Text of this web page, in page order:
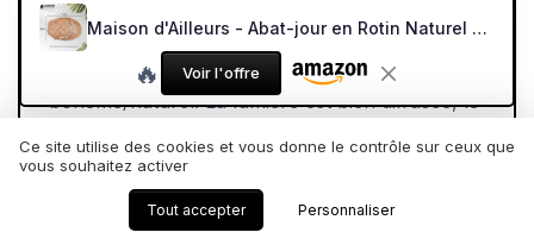
simple, dans l’air du temps, et le rendu dans
une salle à manger ou un salon est
franchement sympa si vous aimez le style
bohème/naturel. La lumière est bien diffusée, le
l’installation est rapide si vous avez déjà une
douille E27 en place. Pour un simple
changement d’abat-jour, c’est une solution
Maison d'Ailleurs - Abat-jour en Rotin Naturel D45 cm, Suspension Non-Électrifiée, Luminaire Style Bambou ou Osier pour Éclairage de Plafond, Lustre ou Lampadaire
🔥 Voir l'offre
Ce site utilise des cookies et vous donne le contrôle sur ceux que
vous souhaitez activer
Tout accepter Personnaliser